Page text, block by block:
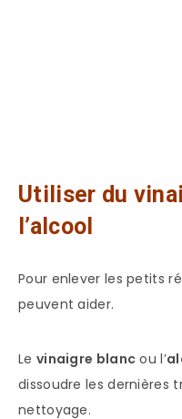
Utiliser du
l’alcool
Pour enlever les petits
peuvent aider.
Le vinaigre blanc ou l’
dissoudre les dernières
nettoyage.